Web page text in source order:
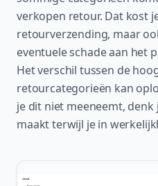
verkopen retour. Dat kost
retourverzending, maar
eventuele schade aan het
Het verschil tussen de
retourcategorieën kan
je dit niet meeneemt,
maakt terwijl je in